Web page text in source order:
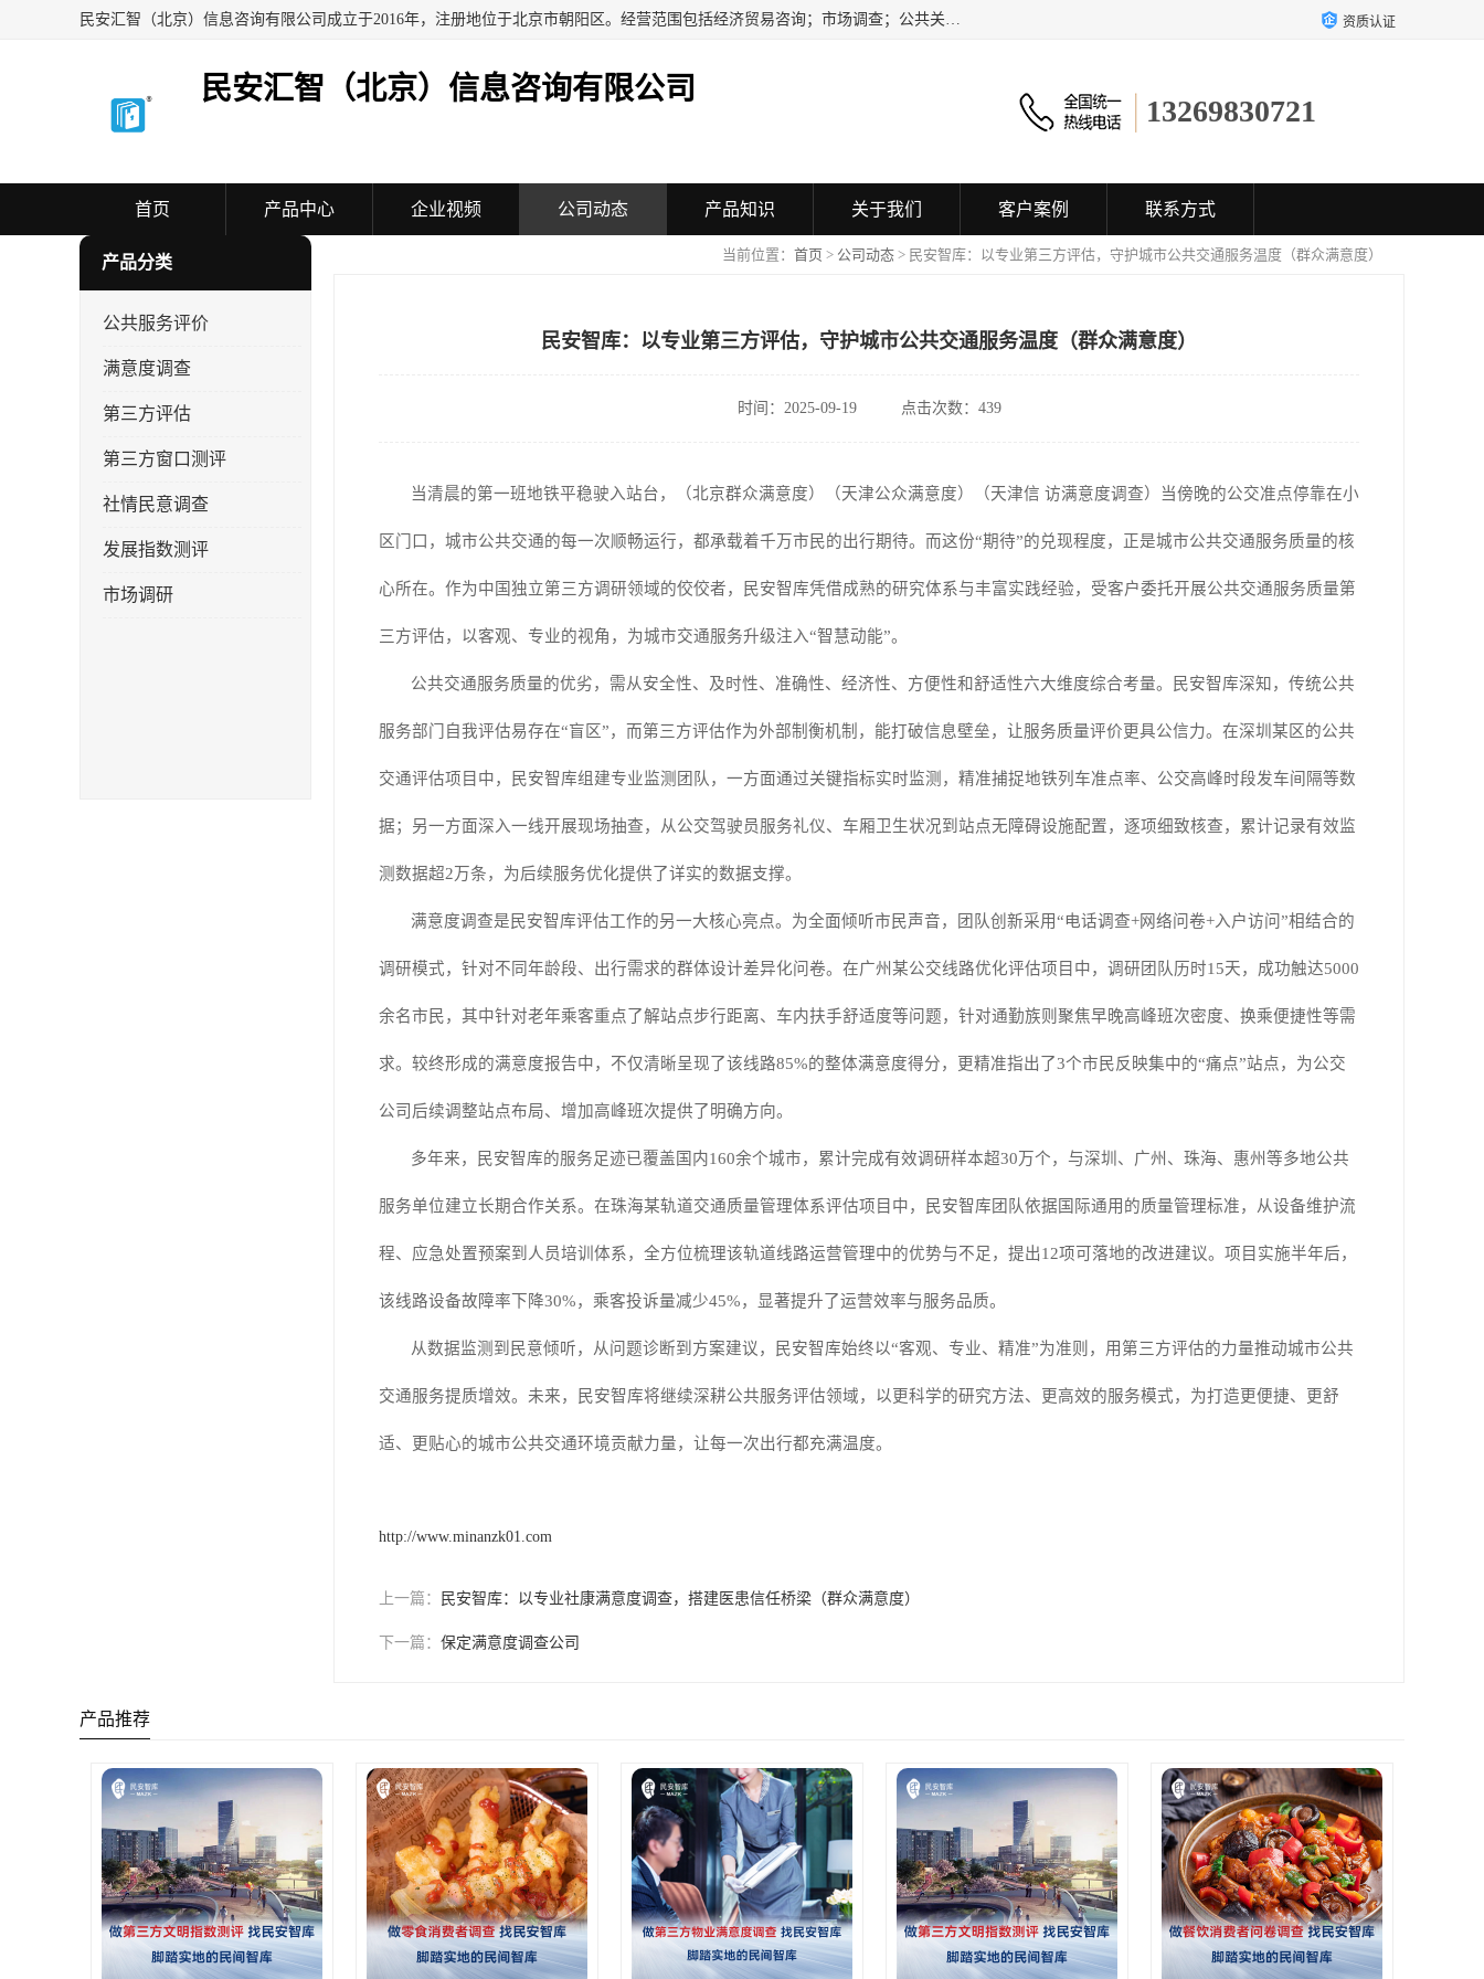
民安汇智（北京）信息咨询有限公司成立于2016年，注册地位于北京市朝阳区。经营范围包括经济贸易咨询；市场调查；公共关系服务；企业管理咨询；会议服务；企业策划；设计、制作、代理、发布广告；组织文化艺术交流活动（不含演出）；承办展览展示活动；技术推广服务。 资质认证
民安汇智（北京）信息咨询有限公司
13269830721
首页 产品中心 企业视频 公司动态 产品知识 关于我们 客户案例 联系方式
当前位置： 首页 > 公司动态 > 民安智库：以专业第三方评估，守护城市公共交通服务温度（群众满意度）
产品分类
公共服务评价
满意度调查
第三方评估
第三方窗口测评
社情民意调查
发展指数测评
市场调研
民安智库：以专业第三方评估，守护城市公共交通服务温度（群众满意度）
时间：2025-09-19 点击次数：439
当清晨的第一班地铁平稳驶入站台， （北京群众满意度）（天津公众满意度）（天津信 访满意度调查） 当傍晚的公交准点停靠在小
区门口，城市公共交通的每一次顺畅运行，都承载着千万市民的出行期待。而这份“期待”的兑现程度，正是城市公共交通服务质量的核
心所在。作为中国独立第三方调研领域的佼佼者，民安智库凭借成熟的研究体系与丰富实践经验，受客户委托开展公共交通服务质量第
三方评估，以客观、专业的视角，为城市交通服务升级注入“智慧动能”。
公共交通服务质量的优劣，需从安全性、及时性、准确性、经济性、方便性和舒适性六大维度综合考量。民安智库深知，传统公共
服务部门自我评估易存在“盲区”，而第三方评估作为外部制衡机制，能打破信息壁垒，让服务质量评价更具公信力。在深圳某区的公共
交通评估项目中，民安智库组建专业监测团队，一方面通过关键指标实时监测，精准捕捉地铁列车准点率、公交高峰时段发车间隔等数
据；另一方面深入一线开展现场抽查，从公交驾驶员服务礼仪、车厢卫生状况到站点无障碍设施配置，逐项细致核查，累计记录有效监
测数据超2 万条，为后续服务优化提供了详实的数据支撑。
满意度调查是民安智库评估工作的另一大核心亮点。为全面倾听市民声音，团队创新采用“电话调查+网络问卷+入户访问”相结合的
调研模式，针对不同年龄段、出行需求的群体设计差异化问卷。在广州某公交线路优化评估项目中，调研团队历时15天，成功触达5000
余名市民，其中针对老年乘客重点了解站点步行距离、车内扶手舒适度等问题，针对通勤族则聚焦早晚高峰班次密度、换乘便捷性等需
求。较终形成的满意度报告中，不仅清晰呈现了该线路85%的整体满意度得分，更精准指出了3个市民反映集中的“痛点”站点，为公交
公司后续调整站点布局、增加高峰班次提供了明确方向。
多年来，民安智库的服务足迹已覆盖国内160余个城市，累计完成有效调研样本超30 万个，与深圳、广州、珠海、惠州等多地公共
服务单位建立长期合作关系。在珠海某轨道交通质量管理体系评估项目中，民安智库团队依据国际通用的质量管理标准，从设备维护流
程、应急处置预案到人员培训体系，全方位梳理该轨道线路运营管理中的优势与不足，提出12项可落地的改进建议。项目实施半年后，
该线路设备故障率下降30%，乘客投诉量减少45%，显著提升了运营效率与服务品质。
从数据监测到民意倾听，从问题诊断到方案建议，民安智库始终以“客观、专业、精准”为准则，用第三方评估的力量推动城市公共
交通服务提质增效。未来，民安智库将继续深耕公共服务评估领域，以更科学的研究方法、更高效的服务模式，为打造更便捷、更舒
适、更贴心的城市公共交通环境贡献力量，让每一次出行都充满温度。
http://www.minanzk01.com
上一篇： 民安智库：以专业社康满意度调查，搭建医患信任桥梁（群众满意度）
下一篇： 保定满意度调查公司
产品推荐